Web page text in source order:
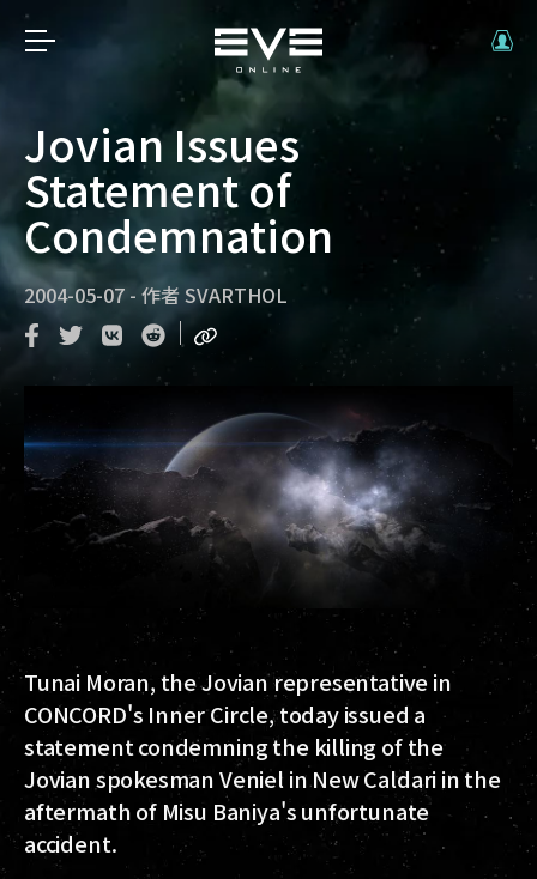
Jovian Issues
Statement of
Condemnation
2004-05-07 - 作者 SVARTHOL
Tunai Moran, the Jovian representative in
CONCORD's Inner Circle, today issued a
statement condemning the killing of the
Jovian spokesman Veniel in New Caldari in the
aftermath of Misu Baniya's unfortunate
accident.